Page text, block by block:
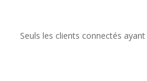
Seuls les clients connectés